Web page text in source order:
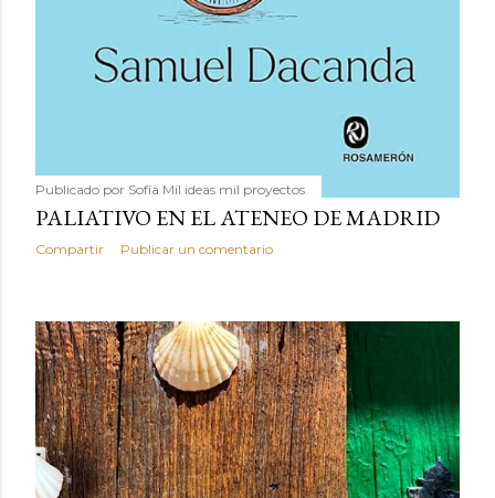
Publicado por Sofía Mil ideas mil proyectos
PALIATIVO EN EL ATENEO DE MADRID
Compartir Publicar un comentario